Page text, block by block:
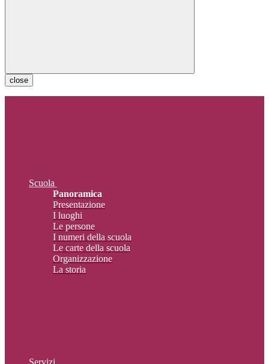
close
Scuola
Panoramica
Presentazione
I luoghi
Le persone
I numeri della scuola
Le carte della scuola
Organizzazione
La storia